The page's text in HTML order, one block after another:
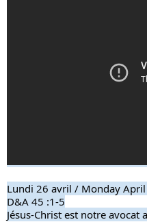
Lundi 26 avril / Monday
D&A 45 :1-5
Jésus-Christ est notre avocat